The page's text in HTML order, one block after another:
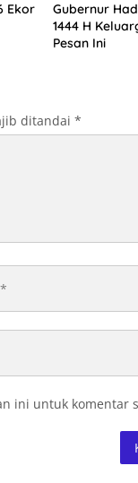
Ekor
Gubernur
1444 H
Pesan Ini
ditandai *
ini untuk komentar